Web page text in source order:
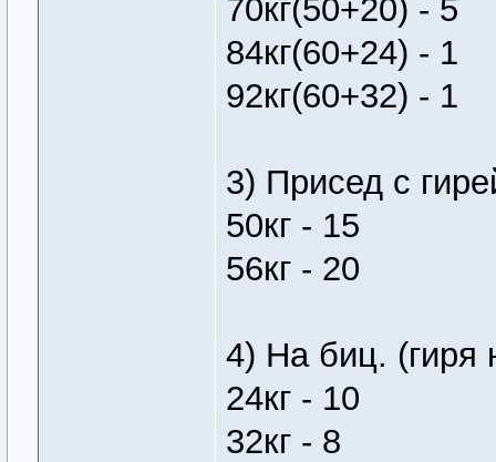
70кг(50+20) - 5
84кг(60+24) - 1
92кг(60+32) - 1
3) Присед с
50кг - 15
56кг - 20
4) На биц. (гиря
24кг - 10
32кг - 8